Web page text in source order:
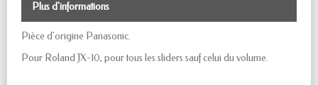
Plus d'informations
Pièce d'origine Panasonic.
Pour Roland JX-10, pour tous les sliders sauf celui du volume.